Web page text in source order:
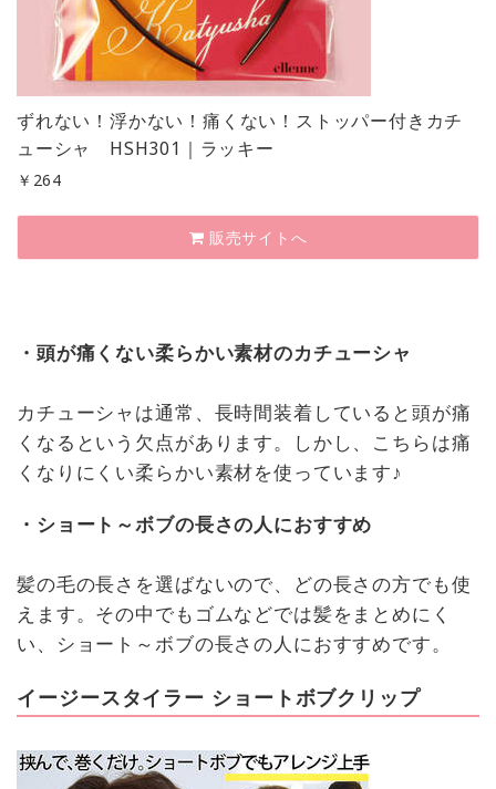
ずれない！浮かない！痛くない！ストッパー付きカチ
ューシャ HSH301｜ラッキー
￥ 264
販売サイトへ
・頭が痛くない柔らかい素材のカチューシャ
カチューシャは通常、長時間装着していると頭が痛
くなるという欠点があります。しかし、こちらは痛
くなりにくい柔らかい素材を使っています♪
・ショート～ボブの長さの人におすすめ
髪の毛の長さを選ばないので、どの長さの方でも使
えます。その中でもゴムなどでは髪をまとめにく
い、ショート～ボブの長さの人におすすめです。
イージースタイラー ショートボブクリップ